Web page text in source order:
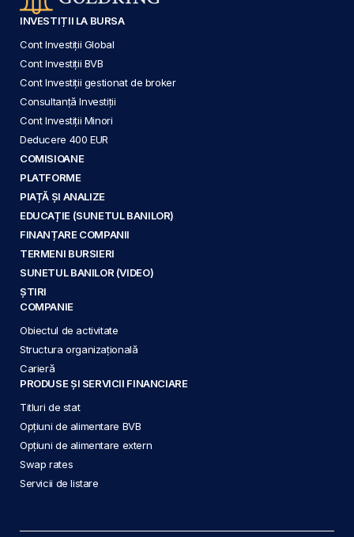
INVESTIȚII LA BURSA
Cont Investiții Global
Cont Investiții BVB
Cont Investiții gestionat de broker
Consultanță Investiții
Cont Investiții Minori
Deducere 400 EUR
COMISIOANE
PLATFORME
PIAȚĂ ȘI ANALIZE
EDUCAȚIE (SUNETUL BANILOR)
FINANȚARE COMPANII
TERMENI BURSIERI
SUNETUL BANILOR (VIDEO)
ȘTIRI
COMPANIE
Obiectul de activitate
Structura organizațională
Carieră
PRODUSE ȘI SERVICII FINANCIARE
Titluri de stat
Opțiuni de alimentare BVB
Opțiuni de alimentare extern
Swap rates
Servicii de listare